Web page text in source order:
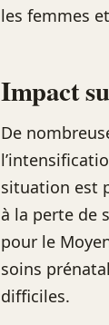
les femmes
Impact
De
situation est
à la perte de
pour le
soins
difficiles.